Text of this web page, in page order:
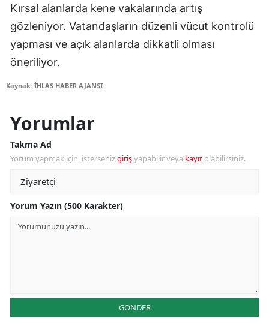
Kırsal alanlarda kene vakalarında artış
gözleniyor. Vatandaşların düzenli vücut kontrolü
yapması ve açık alanlarda dikkatli olması
öneriliyor.
Kaynak: İHLAS HABER AJANSI
Yorumlar
Takma Ad
Yorum yapmak için, istersenizgirişyapabilir veya kayıt olabilirsiniz.
Yorum Yazın (500 Karakter)
GÖNDER